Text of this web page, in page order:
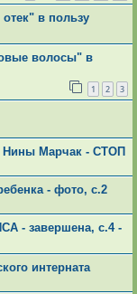
в пользу
волосы" в
1 2 3
Нины Марчак - СТОП
- фото, с.2
- завершена, с.4 -
интерната